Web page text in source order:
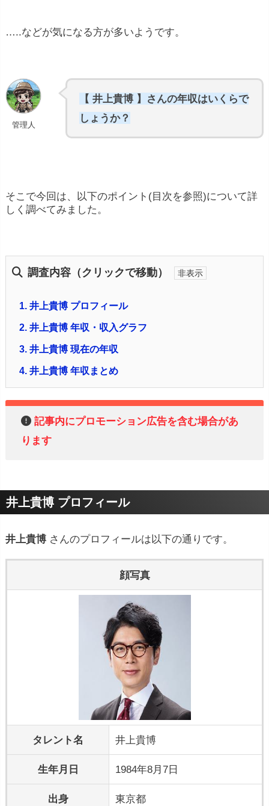
…..などが気になる方が多いようです。
管理人
【 井上貴博 】さんの年収はいくらで
しょうか？
そこで今回は、以下のポイント(目次を参照)について詳
しく調べてみました。
調査内容（クリックで移動）
1. 井上貴博 プロフィール
2. 井上貴博 年収・収入グラフ
3. 井上貴博 現在の年収
4. 井上貴博 年収まとめ
記事内にプロモーション広告を含む場合があ
ります
井上貴博 プロフィール
井上貴博 さんのプロフィールは以下の通りです。
顔写真
タレント名 井上貴博
生年月日 1984年8月7日
出身 東京都